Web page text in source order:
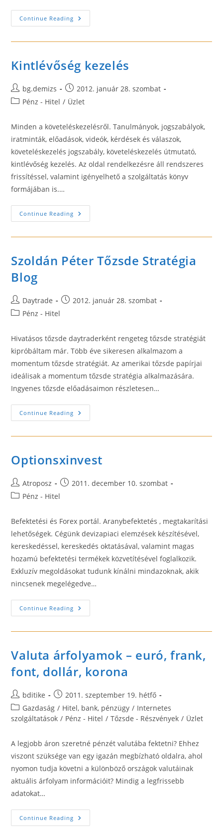
Continue Reading Vállalati
Finanszírozás
Kintlévőség kezelés
Post
author:
bg.demizs
Post
published:
2012. január 28. szombat
PostPénz - Hitel / Üzlet
Minden a követeléskezelésről. Tanulmányok, jogszabályok,
iratminták, előadások, videók, kérdések és válaszok,
követeléskezelés jogszabály, követeléskezelés útmutató,
kintlévőség kezelés. Az oldal rendelkezésre áll rendszeres
frissítéssel, valamint igényelhető a szolgáltatás könyv
formájában is.…
Continue Reading Kintlévőség
Kezelés
Szoldán Péter Tőzsde Stratégia
Blog
Post
author:
Daytrade
Post2012. január 28. szombat
PostPénz - Hitel
Hivatásos tőzsde daytraderként rengeteg tőzsde stratégiát
kipróbáltam már. Több éve sikeresen alkalmazom a
momentum tőzsde stratégiát. Az amerikai tőzsde papírjai
ideálisak a momentum tőzsde stratégia alkalmazására.
Ingyenes tőzsde előadásaimon részletesen…
Continue Reading Szoldán
Péter
Stratégia
Optionsxinvest
Post
author:
Atroposz
Post2011. december 10. szombat
PostPénz - Hitel
Befektetési és Forex portál. Aranybefektetés , megtakarítási
lehetőségek. Cégünk devizapiaci elemzések készítésével,
kereskedéssel, kereskedés oktatásával, valamint magas
hozamú befektetési termékek közvetítésével foglalkozik.
Exkluzív megoldásokat tudunk kínálni mindazoknak, akik
nincsenek megelégedve…
Continue Reading Optionsxinvest
Valuta árfolyamok – euró, frank,
font, dollár, korona
Post
author:
bditike
Post
published:
2011. szeptember 19. hétfő
Post
category:
Gazdaság / Hitel, bank, pénzügy / Internetes
szolgáltatások / Pénz - Hitel / Tőzsde - Részvények / Üzlet
A legjobb áron szeretné pénzét valutába fektetni? Ehhez
viszont szüksége van egy igazán megbízható oldalra, ahol
nyomon tudja követni a különböző országok valutáinak
aktuális árfolyam információit? Mindig a legfrissebb
adatokat…
Continue Reading Valuta
Árfolyamok